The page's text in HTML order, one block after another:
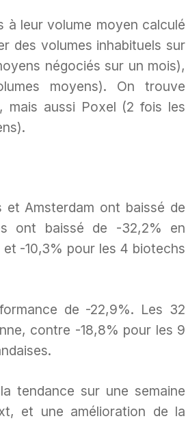
à leur volume moyen calculé
des volumes inhabituels sur
négociés sur un mois),
moyens). On trouve
mais aussi Poxel (2 fois les
Amsterdam ont baissé de
ont baissé de -32,2% en
-10,3% pour les 4 biotechs
de -22,9%. Les 32
contre -18,8% pour les 9
tendance sur une semaine
et une amélioration de la